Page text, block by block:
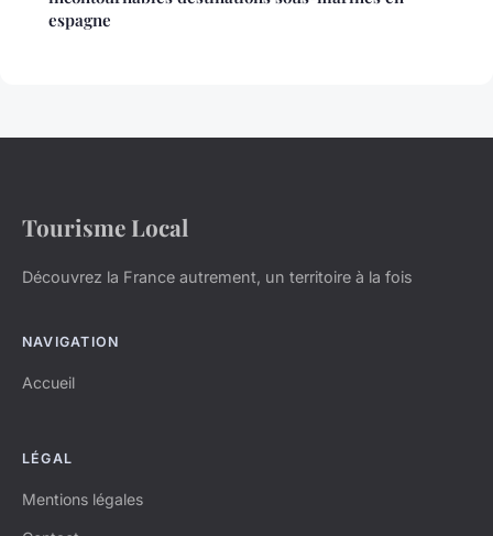
espagne
Tourisme Local
Découvrez la France autrement, un territoire à la fois
NAVIGATION
Accueil
LÉGAL
Mentions légales